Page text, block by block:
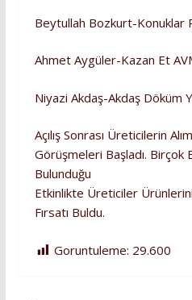
Beytullah Bozkurt-Konuklar
Ahmet Aygüler-Kazan Et
Niyazi Akdaş-Akdaş Döküm
Açılış Sonrası Üreticilerin
Görüşmeleri Başladı. Birçok
Bulunduğu
Etkinlikte Üreticiler Ürünlerini
Fırsatı Buldu.
Goruntuleme: 29.600